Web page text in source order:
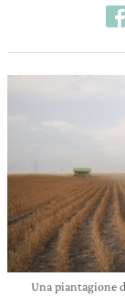
Una piantagione